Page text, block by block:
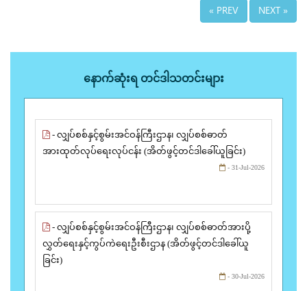
« PREV NEXT »
နောက်ဆုံးရ တင်ဒါသတင်းများ
- လျှပ်စစ်နှင့်စွမ်းအင်ဝန်ကြီးဌာန၊ လျှပ်စစ်ဓာတ်
အားထုတ်လုပ်ရေးလုပ်ငန်း (အိတ်ဖွင့်တင်ဒါခေါ်ယူခြင်း)
- 31-Jul-2026
- လျှပ်စစ်နှင့်စွမ်းအင်ဝန်ကြီးဌာန၊ လျှပ်စစ်ဓာတ်အားပို့
လွှတ်ရေးနှင့်ကွပ်ကဲရေးဦးစီးဌာန (အိတ်ဖွင့်တင်ဒါခေါ်ယူ
ခြင်း)
- 30-Jul-2026